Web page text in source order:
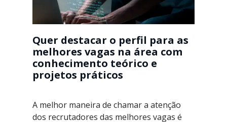
Quer destacar o perfil para as
melhores vagas na área com
conhecimento teórico e
projetos práticos
A melhor maneira de chamar a atenção
dos recrutadores das melhores vagas é